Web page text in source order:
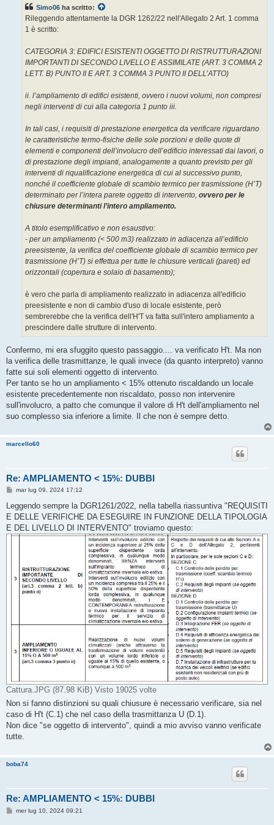
Simo06 ha scritto:
Rileggendo attentamente la DGR 1262/22 nell'Allegato 2 Art. 1 comma
1 è scritto:
CATEGORIA 3: EDIFICI ESISTENTI OGGETTO DI RISTRUTTURAZIONI
IMPORTANTI DI SECONDO LIVELLO E ASSIMILATE (ART. 3 COMMA 2
LETT. B) PUNTO II E ART. 3 COMMA 3 PUNTO II DELL’ATTO)
ii. l’ampliamento di edifici esistenti, ovvero i nuovi volumi, non compresi
negli interventi di cui alla categoria 1 punto iii.
In tali casi, i requisiti di prestazione energetica da verificare riguardano
le caratteristiche termo-fisiche delle sole porzioni e delle quote di
elementi e componenti dell’involucro dell’edificio interessati dai lavori, o
di prestazione degli impianti, analogamente a quanto previsto per gli
interventi di riqualificazione energetica di cui al successivo punto,
nonché il coefficiente globale di scambio termico per trasmissione (H’T)
determinato per l’intera parete oggetto di intervento, ovvero per le
chiusure determinanti l’intero ampliamento.
A titolo esemplificativo e non esaustivo:
- per un ampliamento (< 500 m3) realizzato in adiacenza all’edificio
preesistente, la verifica del coefficiente globale di scambio termico per
trasmissione (H’T) si effettua per tutte le chiusure verticali (pareti) ed
orizzontali (copertura e solaio di basamento);
è vero che parla di ampliamento realizzato in adiacenza all'edificio
preesistente e non di cambio d'uso di locale esistente, però
sembrerebbe che la verifica dell'H'T va fatta sull'intero ampliamento a
prescindere dalle strutture di intervento.
Confermo, mi era sfuggito questo passaggio.... va verificato H't. Ma non
la verifica delle trasmittanze, le quali invece (da quanto interpreto) vanno
fatte sui soli elementi oggetto di intervento.
Per tanto se ho un ampliamento < 15% ottenuto riscaldando un locale
esistente precedentemente non riscaldato, posso non intervenire
sull'involucro, a patto che comunque il valore di H't dell'ampliamento nel
suo complesso sia inferiore a limite. Il che non è sempre detto.
marcello60
Re: AMPLIAMENTO < 15%: DUBBI
M
s
s
a
g
g
mar lug 09, 2024 17:12
Leggendo sempre la DGR1261/2022, nella tabella riassuntiva "REQUISITI
E DELLE VERIFICHE DA ESEGUIRE IN FUNZIONE DELLA TIPOLOGIA
E DEL LIVELLO DI INTERVENTO" troviamo questo:
Cattura.JPG (87.98 KiB) Visto 19025 volte
Non si fanno distinzioni su quali chiusure è necessario verificare, sia nel
caso di H't (C.1) che nel caso della trasmittanza U (D.1).
Non dice "se oggetto di intervento", quindi a mio avviso vanno verificate
tutte.
boba74
Re: AMPLIAMENTO < 15%: DUBBI
Mmer lug 10, 2024 09:21